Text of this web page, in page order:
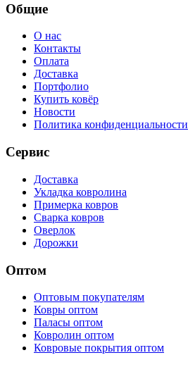
Общие
О нас
Контакты
Оплата
Доставка
Портфолио
Купить ковёр
Новости
Политика конфиденциальности
Сервис
Доставка
Укладка ковролина
Примерка ковров
Сварка ковров
Оверлок
Дорожки
Оптом
Оптовым покупателям
Ковры оптом
Паласы оптом
Ковролин оптом
Ковровые покрытия оптом